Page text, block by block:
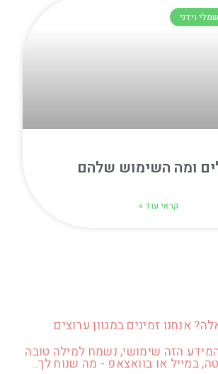
וידני
ומה השימוש שלהם
קראי עוד »
אנחנו זמינים במגוון ערוצים
הזה שימושי, נשמח למילה טובה
במייל או בוואצאפ - מה שנוח לך..